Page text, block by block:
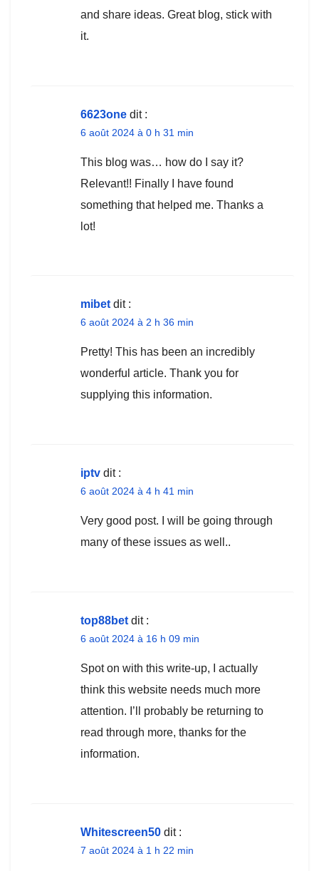
and share ideas. Great blog, stick with
it.
6623one dit :
6 août 2024 à 0 h 31 min
This blog was… how do I say it?
Relevant!! Finally I have found
something that helped me. Thanks a
lot!
mibet dit :
6 août 2024 à 2 h 36 min
Pretty! This has been an incredibly
wonderful article. Thank you for
supplying this information.
iptv dit :
6 août 2024 à 4 h 41 min
Very good post. I will be going through
many of these issues as well..
top88bet dit :
6 août 2024 à 16 h 09 min
Spot on with this write-up, I actually
think this website needs much more
attention. I’ll probably be returning to
read through more, thanks for the
information.
Whitescreen50 dit :
7 août 2024 à 1 h 22 min